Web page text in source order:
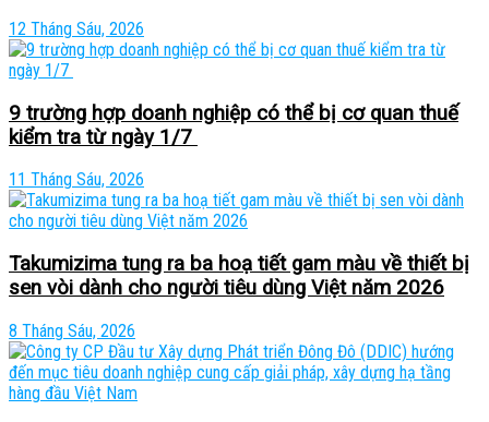
12 Tháng Sáu, 2026
9 trường hợp doanh nghiệp có thể bị cơ quan thuế
kiểm tra từ ngày 1/7
11 Tháng Sáu, 2026
Takumizima tung ra ba hoạ tiết gam màu về thiết bị
sen vòi dành cho người tiêu dùng Việt năm 2026
8 Tháng Sáu, 2026